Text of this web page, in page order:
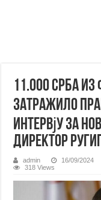
11.000 СРБА
ЗАТРАЖИЛО
Интервју за
директор
admin 16/09/2024
318 Views